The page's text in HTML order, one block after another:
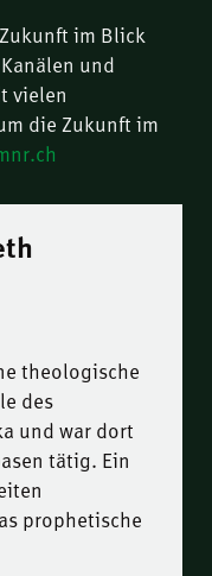
im Blick
und
vielen
die Zukunft im
theologische
des
und war dort
tätig. Ein
prophetische